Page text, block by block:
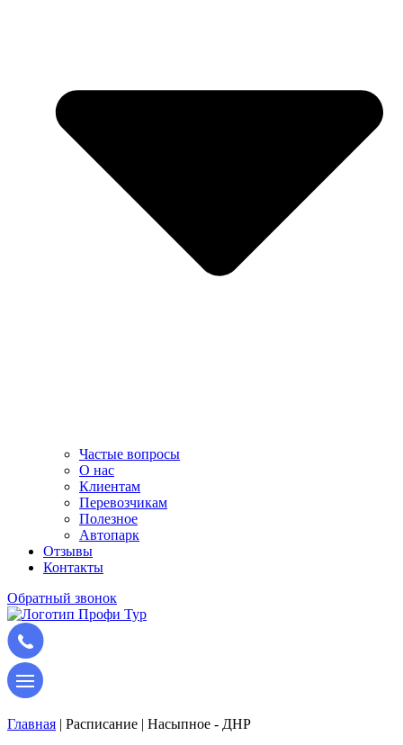
Частые вопросы
О нас
Клиентам
Перевозчикам
Полезное
Автопарк
Отзывы
Контакты
Обратный звонок
Главная | Расписание | Насыпное - ДНР